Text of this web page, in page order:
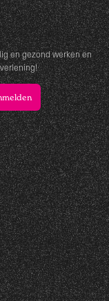
en gezond werken en